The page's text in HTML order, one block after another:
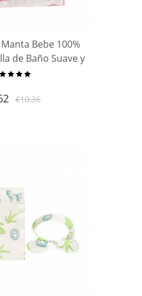
Bebe 100%
de Baño Suave y
Wrap
x 90cm
€10,36